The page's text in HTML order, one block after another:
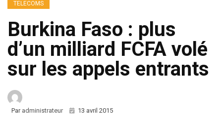
TELECOMS
Burkina Faso : plus
d’un milliard FCFA volé
sur les appels entrants
Par administrateur 13 avril 2015